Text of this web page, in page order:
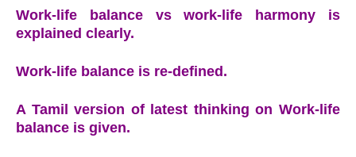
Work-life balance vs work-life harmony is
explained clearly.
Work-life balance is re-defined.
A Tamil version of latest thinking on Work-life
balance is given.